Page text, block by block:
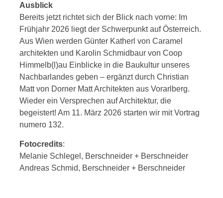
Ausblick
Bereits jetzt richtet sich der Blick nach vorne: Im
Frühjahr 2026 liegt der Schwerpunkt auf Österreich.
Aus Wien werden Günter Katherl von Caramel
architekten und Karolin Schmidbaur von Coop
Himmelb(l)au Einblicke in die Baukultur unseres
Nachbarlandes geben – ergänzt durch Christian
Matt von Dorner Matt Architekten aus Vorarlberg.
Wieder ein Versprechen auf Architektur, die
begeistert! Am 11. März 2026 starten wir mit Vortrag
numero 132.
Fotocredits:
Melanie Schlegel, Berschneider + Berschneider
Andreas Schmid, Berschneider + Berschneider